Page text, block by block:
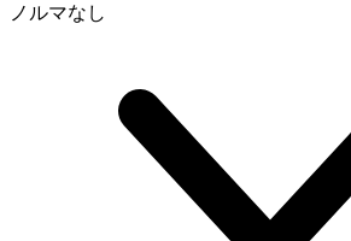
ノルマなし